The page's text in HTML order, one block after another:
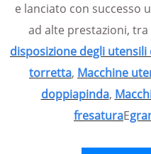
e lanciato con successo
ad alte prestazioni, tra
disposizione degli
torretta, Macchine
doppiapinda,
fresaturaE